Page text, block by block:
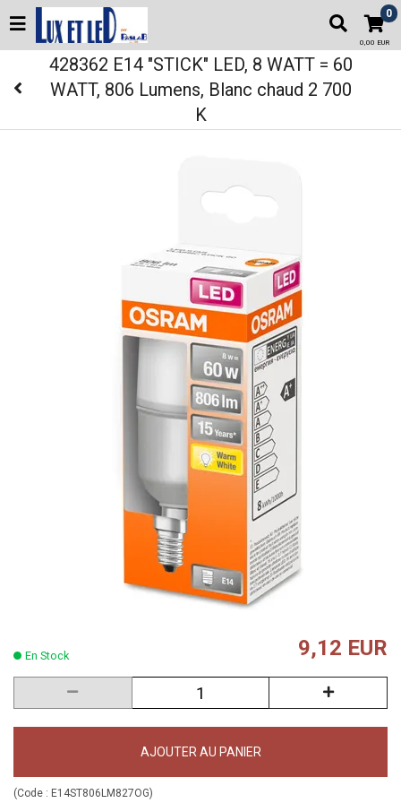
0
0,00 EUR
428362 E14 "STICK" LED, 8 WATT = 60
WATT, 806 Lumens, Blanc chaud 2 700
K
En Stock 9,12 EUR
AJOUTER AU PANIER
(Code : E14ST806LM827OG)